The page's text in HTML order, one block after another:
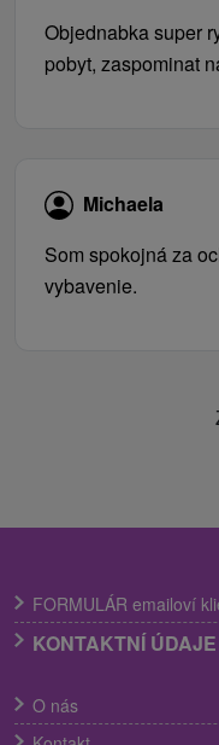
Objednabka super
pobyt, zaspominat
Michaela
Som spokojná za
vybavenie.
FORMULÁR emailoví
KONTAKTNÍ ÚDAJE
O nás